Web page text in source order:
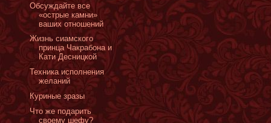
Обсуждайте все
«острые камни»
ваших отношений
Жизнь сиамского
принца Чакрабона и
Кати Десницкой
Техника исполнения
желаний
Куриные зразы
Что же подарить
своему шефу?